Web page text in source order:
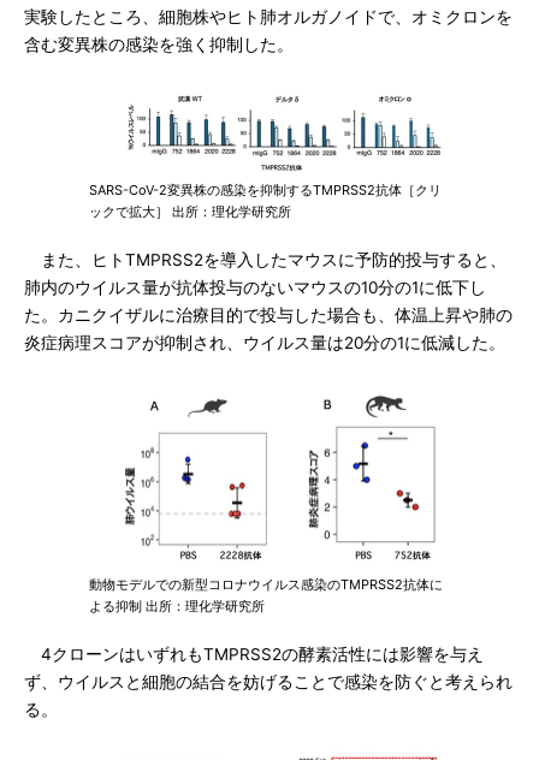
実験したところ、細胞株やヒト肺オルガノイドで、オミクロンを
含む変異株の感染を強く抑制した。
SARS-CoV-2変異株の感染を抑制するTMPRSS2抗体［クリ
ックで拡大］ 出所：理化学研究所
また、ヒトTMPRSS2を導入したマウスに予防的投与すると、
肺内のウイルス量が抗体投与のないマウスの10分の1に低下し
た。カニクイザルに治療目的で投与した場合も、体温上昇や肺の
炎症病理スコアが抑制され、ウイルス量は20分の1に低減した。
動物モデルでの新型コロナウイルス感染のTMPRSS2抗体に
よる抑制 出所：理化学研究所
4クローンはいずれもTMPRSS2の酵素活性には影響を与え
ず、ウイルスと細胞の結合を妨げることで感染を防ぐと考えられ
る。